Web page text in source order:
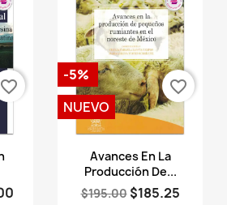
favorite_border
Vista rápida
Avances En La
Producción De...
$195.00 $185.25
-5%
NUEVO
favorite_border